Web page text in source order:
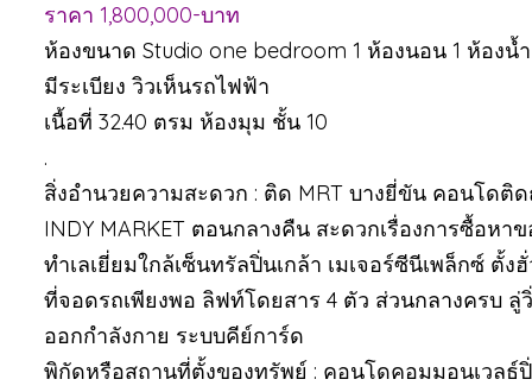
ราคา 1,800,000-บาท
ห้องขนาด Studio one bedroom 1 ห้องนอน 1 ห้องน้ำ
มีระเบียง วิวเห็นรถไฟฟ้า
เนื้อที่ 32.40 ตรม ห้องมุม ชั้น 10
.
สิ่งอำนวยความสะดวก : ติด MRT บางยี่ขัน คอนโด
INDY MARKET ตอนกลางคืน สะดวกเรื่องการซื้อหา
ทำเลเยี่ยมใกล้เซ็นทรัลปิ่นเกล้า เมเจอร์ซีนีเพล็กซ์ ตั้ง
ที่จอดรถเพียงพอ ลิฟท์โดยสาร 4 ตัว ส่วนกลางครบ
ออกกำลังกาย ระบบคีย์การ์ด
พิกัดหรือสถานที่ตั้งของทรัพย์ : คอนโดคอมมอนเวล